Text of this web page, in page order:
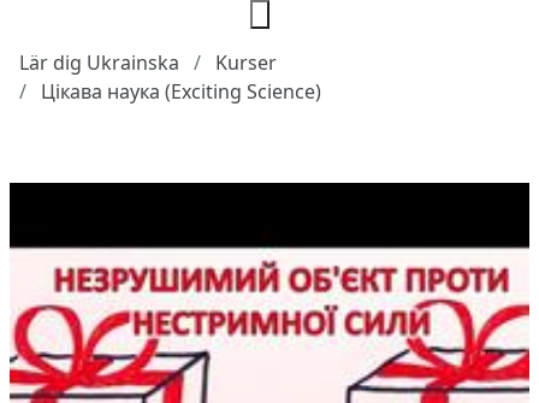
Lär dig Ukrainska
Kurser
Цікава наука (Exciting Science)